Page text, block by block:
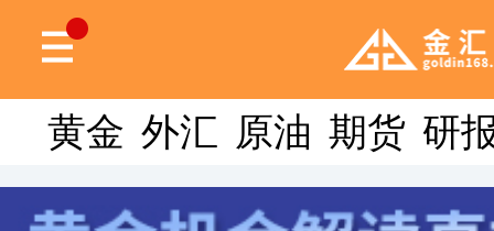
黄金 外汇 原油 期货 研